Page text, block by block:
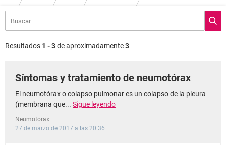
SALUD
BIENESTAR
SEXUALIDAD
Resultados 1 - 3de aproximadamente3
Síntomas y tratamiento de neumotórax
El neumotórax o colapso pulmonar es un colapso de la pleura
(membrana que... Sigue leyendo
Neumotorax
27 de marzo de 2017 a las 20:36